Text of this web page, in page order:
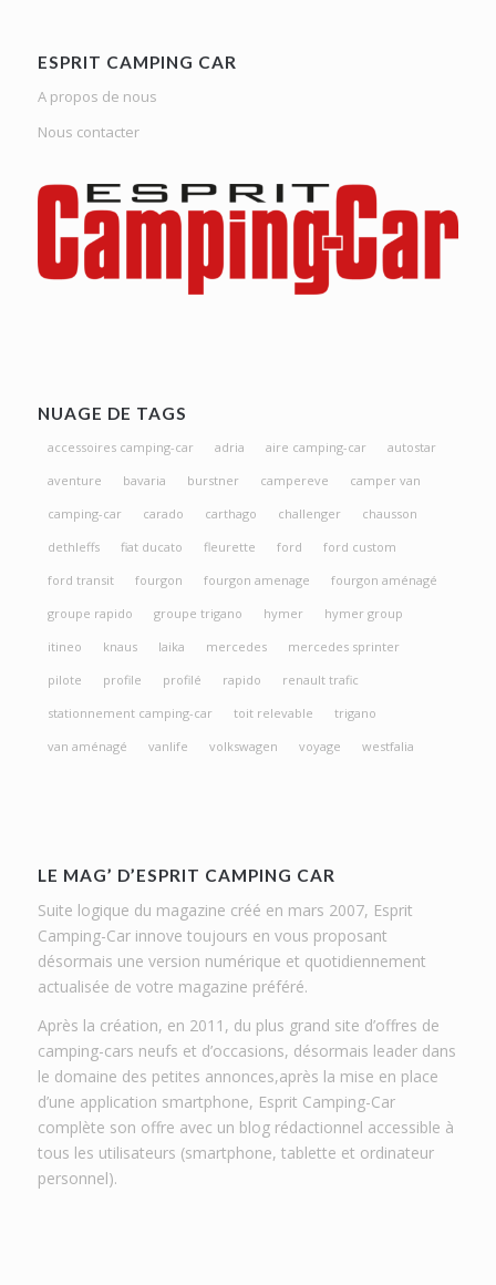
ESPRIT CAMPING CAR
A propos de nous
Nous contacter
NUAGE DE TAGS
accessoires camping-car adria aire camping-car
autostar
aventure
bavaria burstner campereve
camper van
camping-car
carado carthago challenger
chausson
dethleffs
fiat ducato fleurette ford
ford custom
ford transit
fourgon fourgon amenage
fourgon aménagé
groupe rapido
groupe trigano hymer
hymer group
itineo
knaus laika mercedes
mercedes sprinter
pilote
profile profilé rapido
renault trafic
stationnement camping-car
toit relevable
trigano
van aménagé
vanlife volkswagen voyage westfalia
LE MAG’ D’ESPRIT CAMPING CAR
Suite logique du magazine créé en mars 2007, Esprit
Camping-Car innove toujours en vous proposant
désormais une version numérique et quotidiennement
actualisée de votre magazine préféré.
Après la création, en 2011, du plus grand site d’offres de
camping-cars neufs et d’occasions, désormais leader dans
le domaine des petites annonces,après la mise en place
d’une application smartphone, Esprit Camping-Car
complète son offre avec un blog rédactionnel accessible à
tous les utilisateurs (smartphone, tablette et ordinateur
personnel).